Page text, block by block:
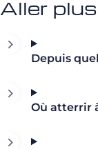
Aller
Depuis
Où atterrir